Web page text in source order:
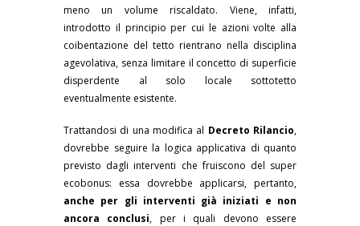
meno un volume riscaldato. Viene, infatti,
introdotto il principio per cui le azioni volte alla
coibentazione del tetto rientrano nella disciplina
agevolativa, senza limitare il concetto di superficie
disperdente al solo locale sottotetto
eventualmente esistente.
Trattandosi di una modifica al Decreto Rilancio,
dovrebbe seguire la logica applicativa di quanto
previsto dagli interventi che fruiscono del super
ecobonus: essa dovrebbe applicarsi, pertanto,
anche per gli interventi già iniziati e non
ancora conclusi, per i quali devono essere